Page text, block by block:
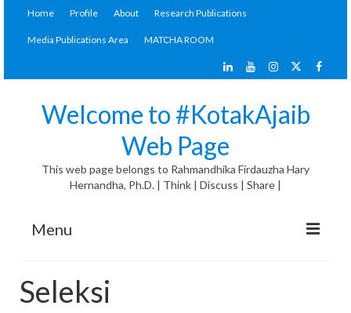
Home Profile About Research Publications
Media Publications Area MATCHA ROOM
Welcome to #KotakAjaib
Web Page
This web page belongs to Rahmandhika Firdauzha Hary
Hernandha, Ph.D. | Think | Discuss | Share |
Menu
General Discussion
Seleksi